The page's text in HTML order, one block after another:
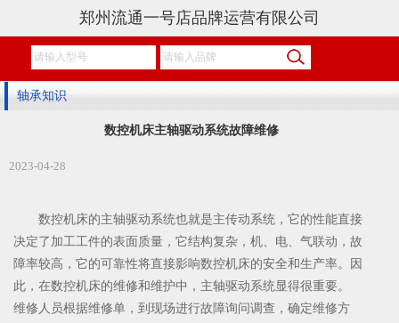
郑州流通一号店品牌运营有限公司
轴承知识
数控机床主轴驱动系统故障维修
2023-04-28
数控机床的主轴驱动系统也就是主传动系统，它的性能直接
决定了加工工件的表面质量，它结构复杂，机、电、气联动，故
障率较高，它的可靠性将直接影响数控机床的安全和生产率。因
此，在数控机床的维修和维护中，主轴驱动系统显得很重要。
维修人员根据维修单，到现场进行故障询问调查，确定维修方